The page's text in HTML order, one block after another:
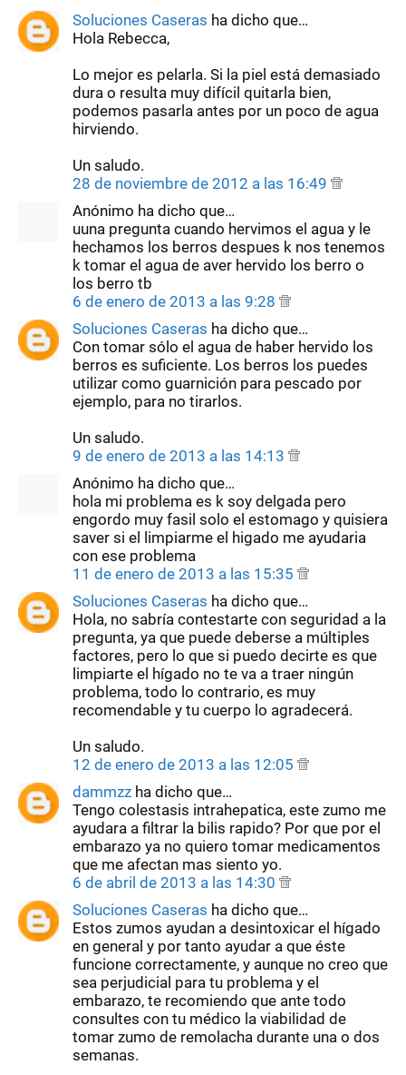
Soluciones Caseras ha dicho que…
Hola Rebecca,
Lo mejor es pelarla. Si la piel está demasiado
dura o resulta muy difícil quitarla bien,
podemos pasarla antes por un poco de agua
hirviendo.
Un saludo.
28 de noviembre de 2012 a las 16:49
Anónimo ha dicho que…
uuna pregunta cuando hervimos el agua y le
hechamos los berros despues k nos tenemos
k tomar el agua de aver hervido los berro o
los berro tb
6 de enero de 2013 a las 9:28
Soluciones Caseras ha dicho que…
Con tomar sólo el agua de haber hervido los
berros es suficiente. Los berros los puedes
utilizar como guarnición para pescado por
ejemplo, para no tirarlos.
Un saludo.
9 de enero de 2013 a las 14:13
Anónimo ha dicho que…
hola mi problema es k soy delgada pero
engordo muy fasil solo el estomago y quisiera
saver si el limpiarme el higado me ayudaria
con ese problema
11 de enero de 2013 a las 15:35
Soluciones Caseras ha dicho que…
Hola, no sabría contestarte con seguridad a la
pregunta, ya que puede deberse a múltiples
factores, pero lo que si puedo decirte es que
limpiarte el hígado no te va a traer ningún
problema, todo lo contrario, es muy
recomendable y tu cuerpo lo agradecerá.
Un saludo.
12 de enero de 2013 a las 12:05
dammzz ha dicho que…
Tengo colestasis intrahepatica, este zumo me
ayudara a filtrar la bilis rapido? Por que por el
embarazo ya no quiero tomar medicamentos
que me afectan mas siento yo.
6 de abril de 2013 a las 14:30
Soluciones Caseras ha dicho que…
Estos zumos ayudan a desintoxicar el hígado
en general y por tanto ayudar a que éste
funcione correctamente, y aunque no creo que
sea perjudicial para tu problema y el
embarazo, te recomiendo que ante todo
consultes con tu médico la viabilidad de
tomar zumo de remolacha durante una o dos
semanas.